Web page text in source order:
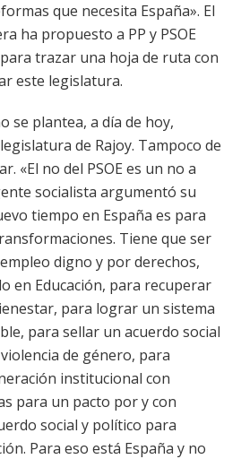
que necesita España». El
ha propuesto a PP y PSOE
trazar una hoja de ruta con
este legislatura.
se plantea, a día de hoy,
de Rajoy. Tampoco de
«El no del PSOE es un no a
socialista argumentó su
tiempo en España es para
Tiene que ser
digno y por derechos,
en Educación, para recuperar
para lograr un sistema
para sellar un acuerdo social
de género, para
institucional con
para un pacto por y con
social y político para
Para eso está España y no